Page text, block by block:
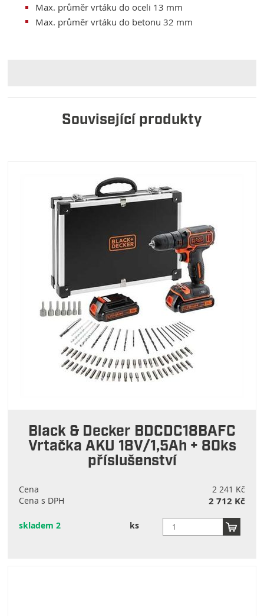
Max. průměr vrtáku do oceli 13 mm
Max. průměr vrtáku do betonu 32 mm
Související produkty
Black & Decker BDCDC18BAFC
Vrtačka AKU 18V/1,5Ah + 80ks
příslušenství
Cena
2 241 Kč
Cena s DPH
2 712 Kč
skladem 2 ks